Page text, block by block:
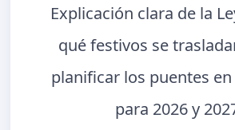
Explicación clara de la
qué festivos se
planificar los puentes
para 2026 y